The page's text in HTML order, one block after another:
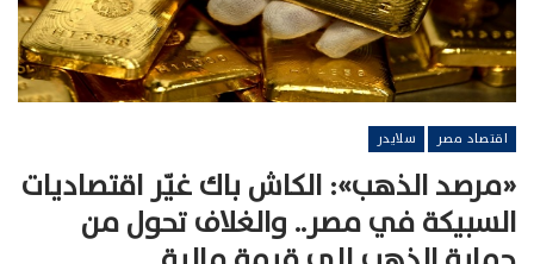
اقتصاد مصر سلايدر
«مرصد الذهب»: الكاش باك غيّر اقتصاديات
السبيكة في مصر.. والغلاف تحول من